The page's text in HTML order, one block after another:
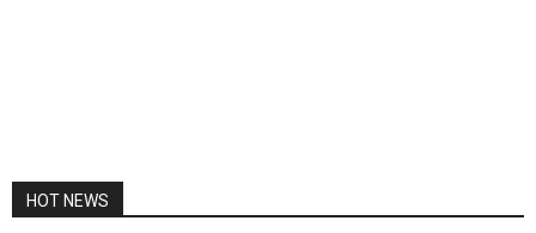
HOT NEWS